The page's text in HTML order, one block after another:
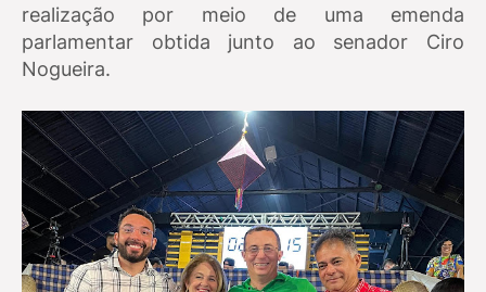
realização por meio de uma emenda
parlamentar obtida junto ao senador Ciro
Nogueira.